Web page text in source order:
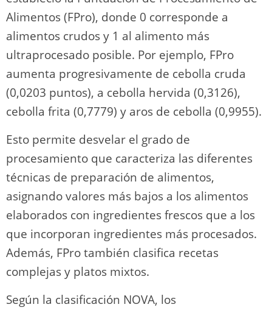
Alimentos (FPro), donde 0 corresponde a
alimentos crudos y 1 al alimento más
ultraprocesado posible. Por ejemplo, FPro
aumenta progresivamente de cebolla cruda
(0,0203 puntos), a cebolla hervida (0,3126),
cebolla frita (0,7779) y aros de cebolla (0,9955).
Esto permite desvelar el grado de
procesamiento que caracteriza las diferentes
técnicas de preparación de alimentos,
asignando valores más bajos a los alimentos
elaborados con ingredientes frescos que a los
que incorporan ingredientes más procesados.
Además, FPro también clasifica recetas
complejas y platos mixtos.
Según la clasificación NOVA, los